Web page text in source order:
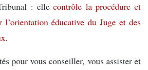
: ellecontrôle la procédure et
l’orientation éducative du Juge et des
.
pour vous conseiller, vous assister et